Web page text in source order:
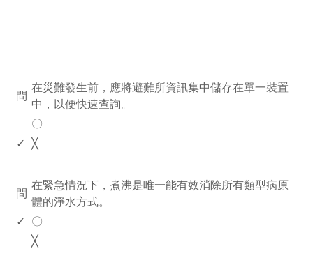
問
在災難發生前，應將避難所資訊集中儲存在單一裝置
中，以便快速查詢。
〇
✓ ╳
問
在緊急情況下，煮沸是唯一能有效消除所有類型病原
體的淨水方式。
✓
〇
╳